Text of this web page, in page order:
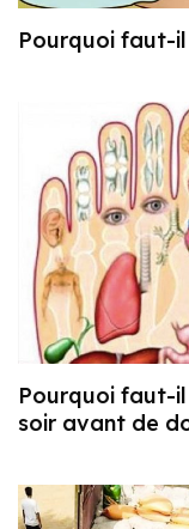
Pourquoi faut-
Pourquoi faut-il
soir avant de